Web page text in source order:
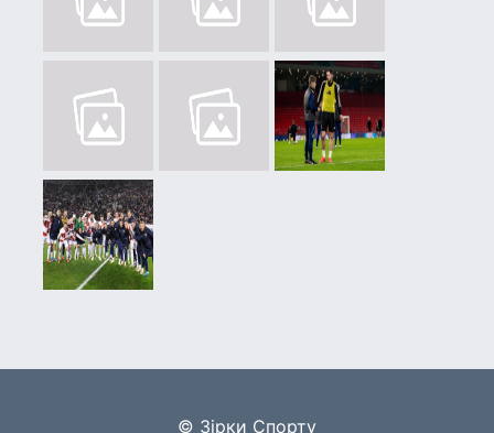
© Зірки Спорту